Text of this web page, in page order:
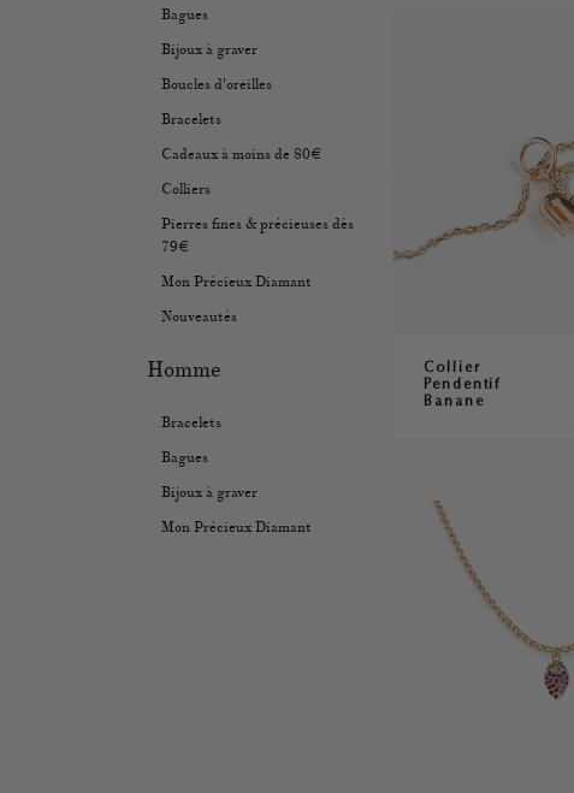
Bagues
Bijoux à graver
Boucles d'oreilles
Bracelets
Cadeaux à moins de 80€
Colliers
Pierres fines & précieuses dès
79€
Mon Précieux Diamant
Nouveautés
Homme
Bracelets
Bagues
Bijoux à graver
Mon Précieux Diamant
Collier
Pendentif
Banane